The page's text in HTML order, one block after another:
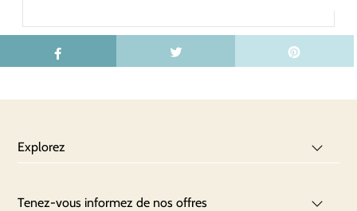
Explorez
Tenez-vous informez de nos offres